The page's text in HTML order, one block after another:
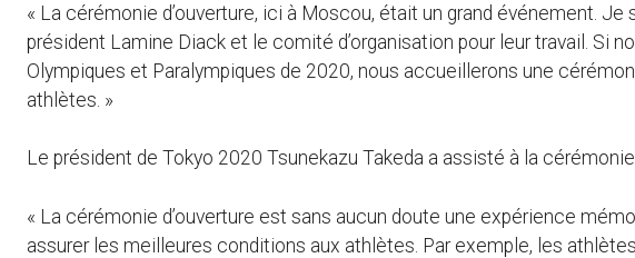
« La cérémonie d’ouverture, ici à Moscou, était un grand événement. Je
président Lamine Diack et le comité d’organisation pour leur travail. Si
Olympiques et Paralympiques de 2020, nous accueillerons une
athlètes. »
Le président de Tokyo 2020 Tsunekazu Takeda a assisté à la
« La cérémonie d’ouverture est sans aucun doute une expérience
assurer les meilleures conditions aux athlètes. Par exemple, les